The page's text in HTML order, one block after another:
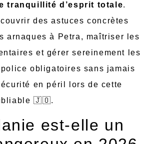
tranquillité d’esprit totale.
des astuces concrètes
arnaques à Petra, maîtriser les
et gérer sereinement les
obligatoires sans jamais
en péril lors de cette
🇯🇴.
est-elle un